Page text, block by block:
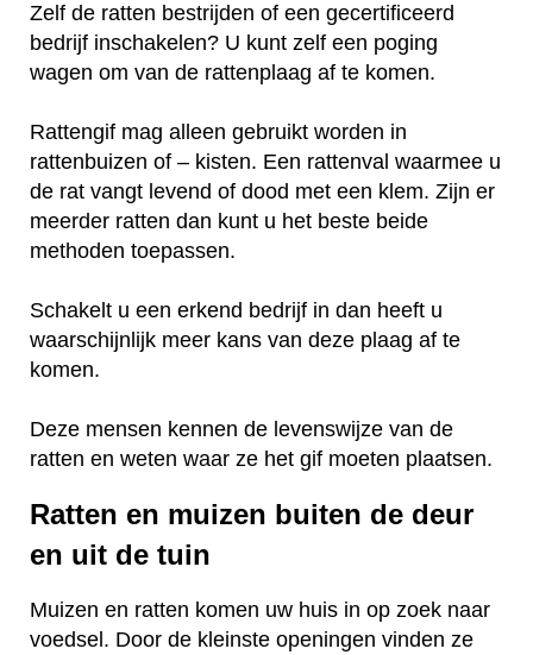
Zelf de ratten bestrijden of een gecertificeerd
bedrijf inschakelen? U kunt zelf een poging
wagen om van de rattenplaag af te komen.
Rattengif mag alleen gebruikt worden in
rattenbuizen of – kisten. Een rattenval waarmee u
de rat vangt levend of dood met een klem. Zijn er
meerder ratten dan kunt u het beste beide
methoden toepassen.
Schakelt u een erkend bedrijf in dan heeft u
waarschijnlijk meer kans van deze plaag af te
komen.
Deze mensen kennen de levenswijze van de
ratten en weten waar ze het gif moeten plaatsen.
Ratten en muizen buiten de deur
en uit de tuin
Muizen en ratten komen uw huis in op zoek naar
voedsel. Door de kleinste openingen vinden ze